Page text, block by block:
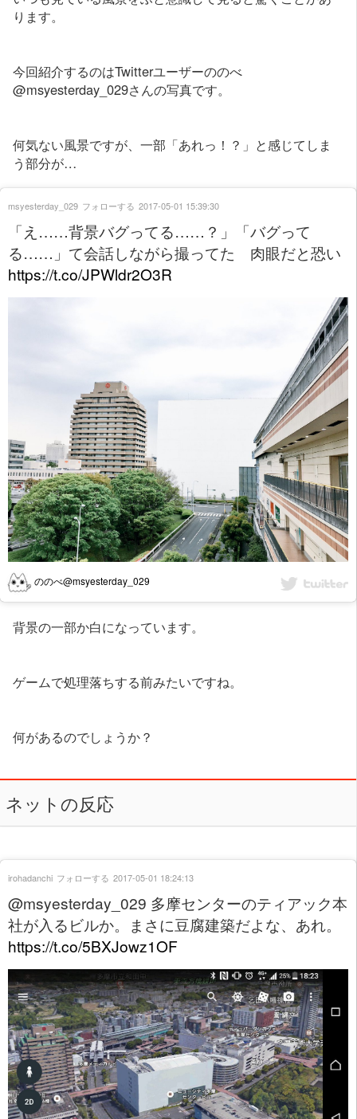
ります。
今回紹介するのはTwitterユーザーののべ
@msyesterday_029さんの写真です。
何気ない風景ですが、一部「あれっ！？」と感じてしま
う部分が…
「え……背景バグってる……？」「バグって
る……」て会話しながら撮ってた 肉眼だと恐い
https://t.co/JPWldr2O3R
ののべ@msyesterday_029
msyesterday_029 フォローする 2017-05-01 15:39:30
背景の一部か白になっています。
ゲームで処理落ちする前みたいですね。
何があるのでしょうか？
ネットの反応
@msyesterday_029 多摩センターのティアック本
社が入るビルか。まさに豆腐建築だよな、あれ。
https://t.co/5BXJowz1OF
irohadanchi フォローする 2017-05-01 18:24:13